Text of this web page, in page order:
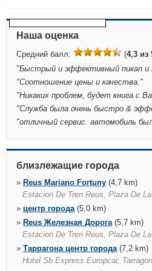
Наша оценка
Средний балл: (4,3 из
"Быстрый и эффективный пикап и
"Соотношение цены и качества. "
"Никаких проблем, будет книга с
"Служба была очень быстро &
"отличный сервис. автомобиль
близлежащие города
» Reus Mariano Fortuny (4,7 km)
Estacion De Tren Reus, Plaza De
» центр города(5,0 km)
» Reus Железная Дорога(5,7 km)
Estacion De Tren Reus, Plaza De
» Таррагона центр города(7,2 km)
Hotel Sb Express Europcar,